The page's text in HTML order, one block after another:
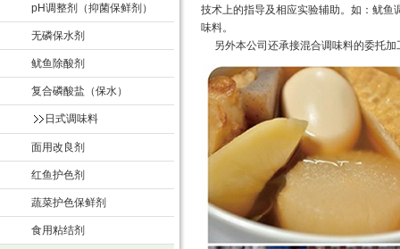
pH调整剂（抑菌保鲜剂）
无磷保水剂
鱿鱼除酸剂
复合磷酸盐（保水）
日式调味料
面用改良剂
红鱼护色剂
蔬菜护色保鲜剂
食用粘结剂
技术上的指导及相应实验辅助。如：鱿
味料。
另外本公司还承接混合调味料的委托